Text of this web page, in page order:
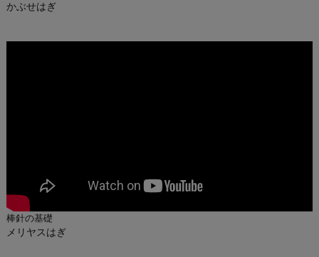
かぶせはぎ
棒針の基礎
メリヤスはぎ